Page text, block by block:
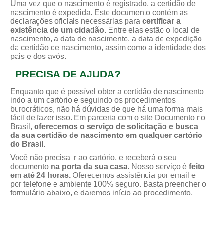
Uma vez que o nascimento é registrado, a certidão de
nascimento é expedida. Este documento contém as
declarações oficiais necessárias para certificar a
existência de um cidadão. Entre elas estão o local de
nascimento, a data de nascimento, a data de expedição
da certidão de nascimento, assim como a identidade dos
pais e dos avós.
PRECISA DE AJUDA?
Enquanto que é possível obter a certidão de nascimento
indo a um cartório e seguindo os procedimentos
burocráticos, não há dúvidas de que há uma forma mais
fácil de fazer isso. Em parceria com o site Documento no
Brasil, oferecemos o serviço de solicitação e busca
da sua certidão de nascimento em qualquer cartório
do Brasil.
Você não precisa ir ao cartório, e receberá o seu
documento na porta da sua casa. Nosso serviço é feito
em até 24 horas. Oferecemos assistência por email e
por telefone e ambiente 100% seguro. Basta preencher o
formulário abaixo, e daremos início ao procedimento.